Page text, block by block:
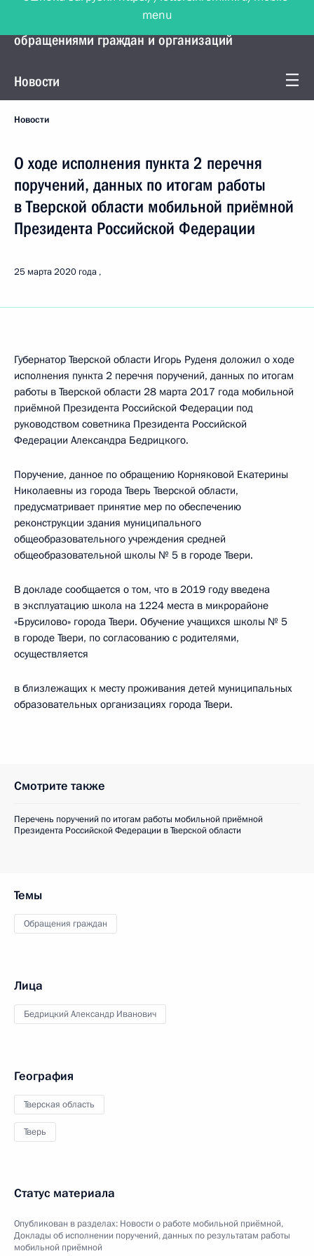
Управление Президента по работе с
обращениями граждан и организаций
Новости
Новости
О ходе исполнения пункта 2 перечня
поручений, данных по итогам работы
в Тверской области мобильной приёмной
Президента Российской Федерации
25 марта 2020 года
Губернатор Тверской области Игорь Руденя доложил о ходе
исполнения пункта 2 перечня поручений, данных по итогам
работы в Тверской области 28 марта 2017 года мобильной
приёмной Президента Российской Федерации под
руководством советника Президента Российской
Федерации Александра Бедрицкого.
Поручение, данное по обращению Корняковой Екатерины
Николаевны из города Тверь Тверской области,
предусматривает принятие мер по обеспечению
реконструкции здания муниципального
общеобразовательного учреждения средней
общеобразовательной школы № 5 в городе Твери.
В докладе сообщается о том, что в 2019 году введена
в эксплуатацию школа на 1224 места в микрорайоне
«Брусилово» города Твери. Обучение учащихся школы № 5
в городе Твери, по согласованию с родителями,
осуществляется
в близлежащих к месту проживания детей муниципальных
образовательных организациях города Твери.
Смотрите также
Перечень поручений по итогам работы мобильной приёмной
Президента Российской Федерации в Тверской области
Темы
Обращения граждан
Лица
Бедрицкий Александр Иванович
География
Тверская область
Тверь
Статус материала
Опубликован в разделах: Новости о работе мобильной приёмной,
Доклады об исполнении поручений, данных по результатам работы
мобильной приёмной
menu